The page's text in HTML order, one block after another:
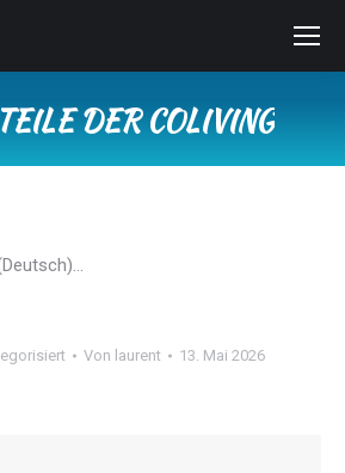
DER COLIVING
Von laurent 13. Mai 2026